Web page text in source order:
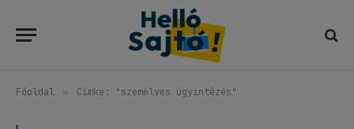
Főoldal » Címke: "személyes ügyintézés"